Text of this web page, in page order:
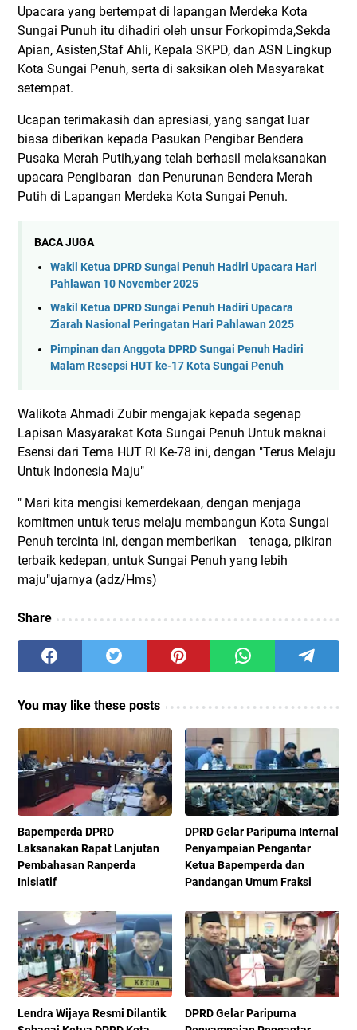
Upacara yang bertempat di lapangan Merdeka Kota
Sungai Punuh itu dihadiri oleh unsur Forkopimda,Sekda
Apian, Asisten,Staf Ahli, Kepala SKPD, dan ASN Lingkup
Kota Sungai Penuh, serta di saksikan oleh Masyarakat
setempat.
Ucapan terimakasih dan apresiasi, yang sangat luar
biasa diberikan kepada Pasukan Pengibar Bendera
Pusaka Merah Putih,yang telah berhasil melaksanakan
upacara Pengibaran dan Penurunan Bendera Merah
Putih di Lapangan Merdeka Kota Sungai Penuh.
BACA JUGA
Wakil Ketua DPRD Sungai Penuh Hadiri Upacara Hari
Pahlawan 10 November 2025
Wakil Ketua DPRD Sungai Penuh Hadiri Upacara
Ziarah Nasional Peringatan Hari Pahlawan 2025
Pimpinan dan Anggota DPRD Sungai Penuh Hadiri
Malam Resepsi HUT ke-17 Kota Sungai Penuh
Walikota Ahmadi Zubir mengajak kepada segenap
Lapisan Masyarakat Kota Sungai Penuh Untuk maknai
Esensi dari Tema HUT RI Ke-78 ini, dengan "Terus Melaju
Untuk Indonesia Maju"
" Mari kita mengisi kemerdekaan, dengan menjaga
komitmen untuk terus melaju membangun Kota Sungai
Penuh tercinta ini, dengan memberikan tenaga, pikiran
terbaik kedepan, untuk Sungai Penuh yang lebih
maju"ujarnya (adz/Hms)
Share
You may like these posts
Bapemperda DPRD
Laksanakan Rapat Lanjutan
Pembahasan Ranperda
Inisiatif
DPRD Gelar Paripurna Internal
Penyampaian Pengantar
Ketua Bapemperda dan
Pandangan Umum Fraksi
Lendra Wijaya Resmi Dilantik
DPRD Gelar Paripurna